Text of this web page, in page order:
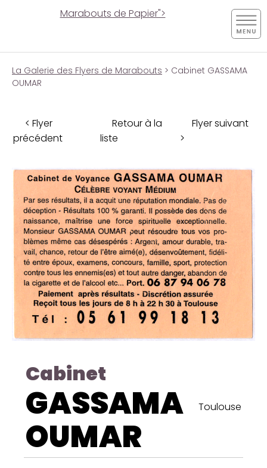
Marabouts de Papier">
La Galerie des Flyers de Marabouts > Cabinet GASSAMA
OUMAR
< Flyer
précédent
Retour à la
liste
Flyer suivant
>
Cabinet
GASSAMA
OUMAR
Toulouse